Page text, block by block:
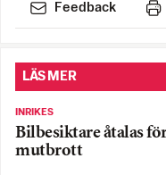
Feedback
LÄS MER
INRIKES
Bilbesiktare åtalas
mutbrott